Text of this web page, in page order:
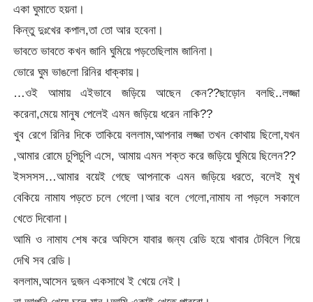
একা ঘুমাতে হয়না।
কিন্তু দুঃখের কপাল,তা তো আর হবেনা।
ভাবতে ভাবতে কখন জানি ঘুমিয়ে পড়তেছিলাম জানিনা।
ভোরে ঘুম ভাঙলো রিনির ধাক্কায়।
…ওই আমায় এইভাবে জড়িয়ে আছেন কেন??ছাড়োন বলছি..লজ্জা
করেনা,মেয়ে মানুষ পেলেই এমন জড়িয়ে ধরেন নাকি??
খুব রেগে রিনির দিকে তাকিয়ে বললাম,আপনার লজ্জা তখন কোথায় ছিলো,যখন
,আমার রোমে চুপিচুপি এসে, আমায় এমন শক্ত করে জড়িয়ে ঘুমিয়ে ছিলেন??
ইসসসস…আমার বয়েই গেছে আপনাকে এমন জড়িয়ে ধরতে, বলেই মুখ
বেকিয়ে নামায পড়তে চলে গেলো।আর বলে গেলো,নামায না পড়লে সকালে
খেতে দিবোনা।
আমি ও নামায শেষ করে অফিসে যাবার জন্য রেডি হয়ে খাবার টেবিলে গিয়ে
দেখি সব রেডি।
বললাম,আসেন দুজন একসাথে ই খেয়ে নেই।